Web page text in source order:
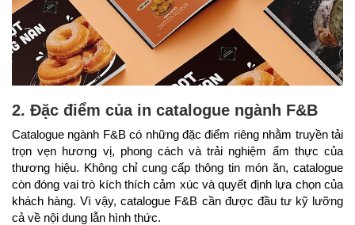
2. Đặc điểm của in catalogue ngành F&B
Catalogue ngành F&B có những đặc điểm riêng nhằm truyền tải
trọn vẹn hương vị, phong cách và trải nghiệm ẩm thực của
thương hiệu. Không chỉ cung cấp thông tin món ăn, catalogue
còn đóng vai trò kích thích cảm xúc và quyết định lựa chọn của
khách hàng. Vì vậy, catalogue F&B cần được đầu tư kỹ lưỡng
cả về nội dung lẫn hình thức.